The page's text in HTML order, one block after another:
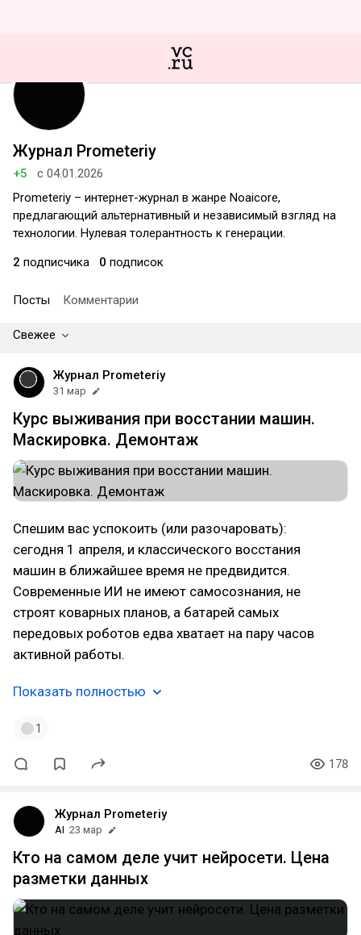
Журнал Prometeriy
+5
с 04.01.2026
Prometeriy – интернет-журнал в жанре Noaicore,
предлагающий альтернативный и независимый взгляд на
технологии. Нулевая толерантность к генерации.
2 подписчика 0 подписок
Посты Комментарии
Свежее
Журнал Prometeriy
31 мар
Курс выживания при восстании машин.
Маскировка. Демонтаж
Спешим вас успокоить (или разочаровать):
сегодня 1 апреля, и классического восстания
машин в ближайшее время не предвидится.
Современные ИИ не имеют самосознания, не
строят коварных планов, а батарей самых
передовых роботов едва хватает на пару часов
активной работы.
Показать полностью
1
178
Журнал Prometeriy
AI 23 мар
Кто на самом деле учит нейросети. Цена
разметки данных